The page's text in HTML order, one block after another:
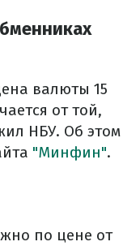
валюты 15
от той,
НБУ. Об этом
"Минфин".
по цене от